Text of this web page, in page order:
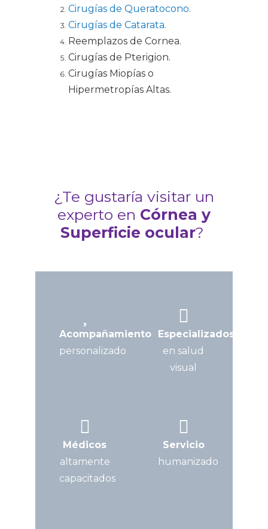
Cirugías de Queratocono.
Cirugías de Catarata.
Reemplazos de Cornea.
Cirugías de Pterigion.
Cirugías Miopías o
Hipermetropías Altas.
¿Te gustaría visitar un
experto en Córnea y
Superficie ocular?
Acompañamiento
personalizado
Especializados
en salud
visual
Médicos
altamente
capacitados
Servicio
humanizado